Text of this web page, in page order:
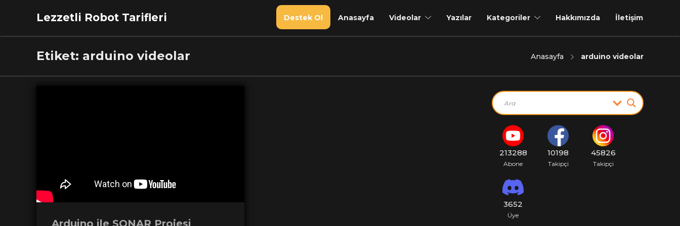
Lezzetli Robot Tarifleri Destek Ol Anasayfa Videolar Yazılar Kategoriler Hakkımızda İletişim
Etiket: arduino videolar Anasayfa arduino videolar
Arduino ile SONAR Projesi
213288
Abone
10198
Takipçi
45826
Takipçi
3652
Üye